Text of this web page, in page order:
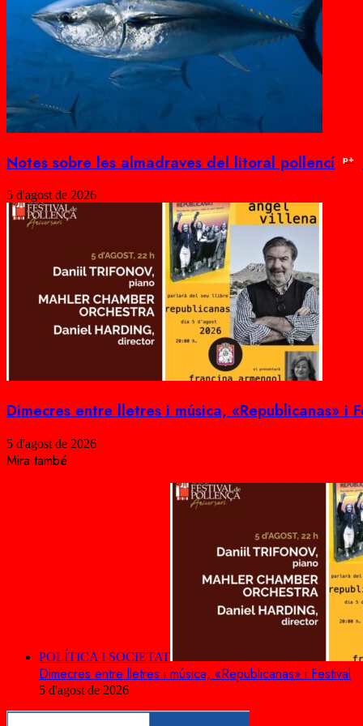
Notes sobre les almadraves del litoral pollencí p+
5 d'agost de 2026
Dimecres entre lletres i música, «Republicanas» i
5 d'agost de 2026
Mira també
POLÍTICA I SOCIETAT
Dimecres entre lletres i música, «Republicanas» i Festival
5 d'agost de 2026